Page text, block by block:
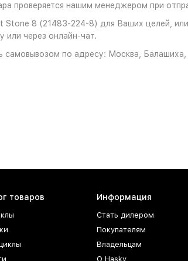
проверяется нашим менеджером при
8 (21483-224-8) для Ваших целей, или
через онлайн-чат.
по адресу: Москва,
товаров Информация
Стать дилером
Покупателям
Владельцам
О Hasky